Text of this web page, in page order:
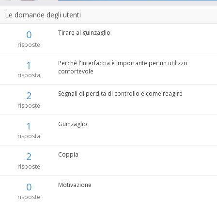
Le domande degli utenti
0
risposte
Tirare al guinzaglio
1
risposta
Perché l'interfaccia è importante per un utilizzo
confortevole
2
risposte
Segnali di perdita di controllo e come reagire
1
risposta
Guinzaglio
2
risposte
Coppia
0
risposte
Motivazione